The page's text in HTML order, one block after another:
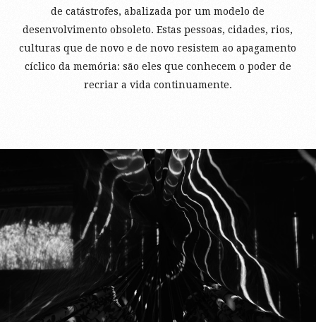
de catástrofes, abalizada por um modelo de
desenvolvimento obsoleto. Estas pessoas, cidades, rios,
culturas que de novo e de novo resistem ao apagamento
cíclico da memória: são eles que conhecem o poder de
recriar a vida continuamente.